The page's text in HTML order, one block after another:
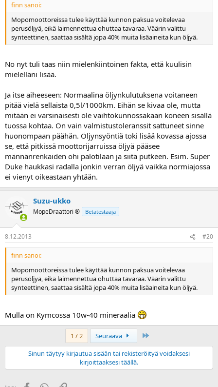
finn sanoi:
Mopomoottoreissa tulee käyttää kunnon paksua voitelevaa
perusöljyä, eikä laimennettua ohuttaa tavaraa. Väärin valittu
synteettinen, saattaa sisältä jopa 40% muita lisäaineita kun öljyä.
No nyt tuli taas niin mielenkiintoinen fakta, että kuulisin
mielelläni lisää.
Ja itse aiheeseen: Normaalina öljynkulutuksena voitaneen
pitää vielä sellaista 0,5l/1000km. Eihän se kivaa ole, mutta
mitään ei varsinaisesti ole vaihtokunnossakaan koneen sisällä
tuossa kohtaa. On vain valmistustoleranssit sattuneet sinne
huonompaan päähän. Öljynsyöntiä toki lisää kovassa ajossa
se, että pitkissä moottorijarruissa öljyä pääsee
männänrenkaiden ohi palotilaan ja siitä putkeen. Esim. Super
Duke haukkasi radalla jonkin verran öljyä vaikka normiajossa
ei vienyt oikeastaan yhtään.
Suzu-ukko
MopeDraattori ® Betatestaaja
8.12.2013 #20
finn sanoi:
Mopomoottoreissa tulee käyttää kunnon paksua voitelevaa
perusöljyä, eikä laimennettua ohuttaa tavaraa. Väärin valittu
synteettinen, saattaa sisältä jopa 40% muita lisäaineita kun öljyä.
Mulla on Kymcossa 10w-40 mineraalia
1 / 2 Seuraava
Sinun täytyy kirjautua sisään tai rekisteröityä voidaksesi
kirjoittaaksesi täällä.